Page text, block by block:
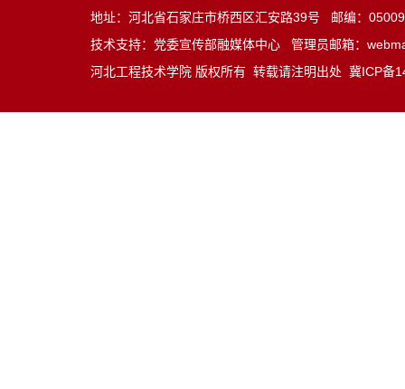
地址：河北省石家庄市桥西区汇安路39号 邮编：
技术支持：党委宣传部融媒体中心 管理员邮箱：
河北工程技术学院 版权所有 转载请注明出处 冀ICP备